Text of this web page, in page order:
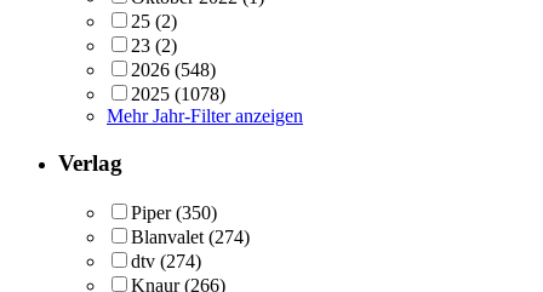
25 (2)
23 (2)
2026 (548)
2025 (1078)
Mehr Jahr-Filter anzeigen
Verlag
Piper (350)
Blanvalet (274)
dtv (274)
Knaur (266)